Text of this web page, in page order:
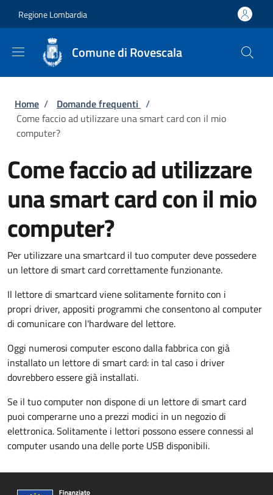
Regione Lombardia
Comune di Rovescala
Briciole di pane
Home / Domande frequenti /
Come faccio ad utilizzare una smart card con il mio
computer?
Come faccio ad utilizzare
una smart card con il mio
computer?
Per utilizzare una smartcard il tuo computer deve possedere
un lettore di smart card correttamente funzionante.
Il lettore di smartcard viene solitamente fornito con i
propri driver, appositi programmi che consentono al computer
di comunicare con l'hardware del lettore.
Oggi numerosi computer escono dalla fabbrica con già
installato un lettore di smart card: in tal caso i driver
dovrebbero essere già installati.
Se il tuo computer non dispone di un lettore di smart card
puoi comperarne uno a prezzi modici in un negozio di
elettronica. Solitamente i lettori possono essere connessi al
computer usando una delle porte USB disponibili.